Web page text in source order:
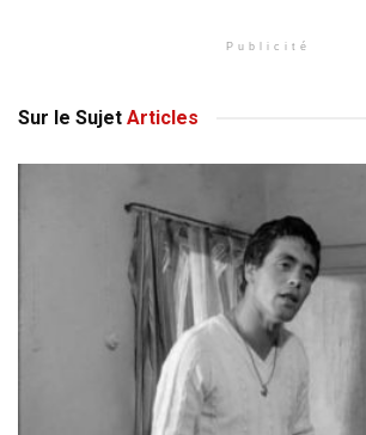
Publicité
Sur le Sujet Articles